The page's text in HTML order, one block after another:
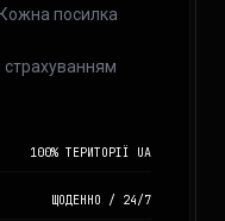
посилка
100% ТЕРИТОРІЇ UA
ЩОДЕННО / 24/7